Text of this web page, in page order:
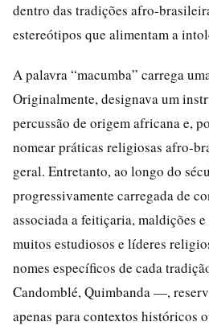
dentro das tradições afro-
estereótipos que alimentam a
A palavra “macumba” carrega
Originalmente, designava um
percussão de origem africana e,
nomear práticas religiosas afro-
geral. Entretanto, ao longo do
progressivamente carregada de
associada a feitiçaria, maldições
muitos estudiosos e líderes
nomes específicos de cada
Candomblé, Quimbanda —,
apenas para contextos históricos